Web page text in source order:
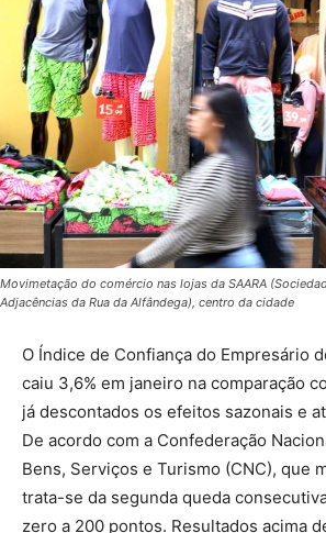
Movimetação do comércio nas lojas da SAARA
Adjacências da Rua da Alfândega), centro da cidade
O Índice de Confiança do Empresário
caiu 3,6% em janeiro na comparação
já descontados os efeitos sazonais e
De acordo com a Confederação
Bens, Serviços e Turismo (CNC), que
trata-se da segunda queda
zero a 200 pontos. Resultados acima